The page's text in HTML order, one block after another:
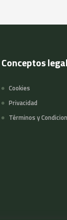
Conceptos
Cookies
Privacidad
Términos y